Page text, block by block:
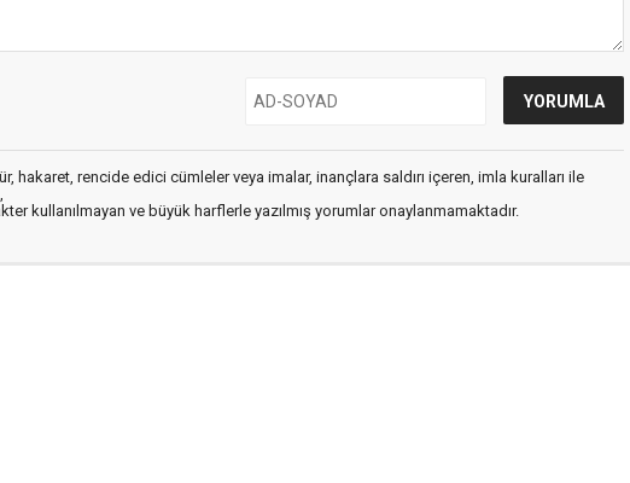
hakaret, rencide edici cümleler veya imalar, inançlara saldırı içeren, imla kuralları ile
kullanılmayan ve büyük harflerle yazılmış yorumlar onaylanmamaktadır.